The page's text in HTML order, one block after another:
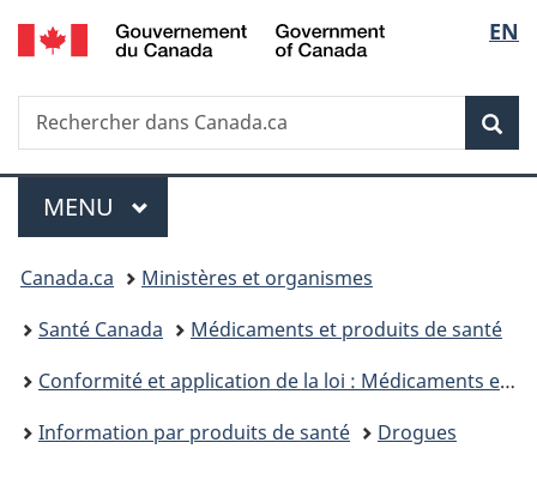
Passer
au
principal
Passer
à
Au
du
Passer
à
version
simplifiée
de
la
EN
Recherche
Rechercher
dans
Menu
MENU PRINCIPAL
Vous
êtes
ici :
Canada.ca
Ministères et organismes
Santé Canada
Médicaments et produits de santé
Conformité et application de la loi : Médicaments et produits de santé
Information par produits de santé
Drogues